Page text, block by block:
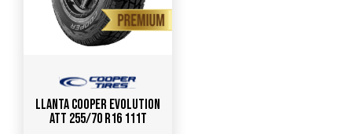
Llanta COOPER Evolution
ATT 255/70 R16 111T